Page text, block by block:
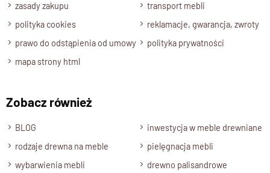
zasady zakupu
transport mebli
polityka cookies
reklamacje, gwarancja, zwroty
prawo do odstąpienia od umowy
polityka prywatności
mapa strony html
Zobacz również
BLOG
inwestycja w meble drewniane
rodzaje drewna na meble
pielęgnacja mebli
wybarwienia mebli
drewno palisandrowe